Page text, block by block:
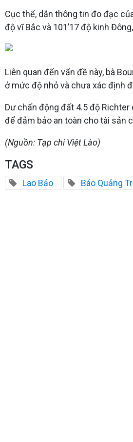
Cục thể, dẫn thông tin đo đạc
độ vĩ Bắc và 101’17 độ kinh
Liên quan đến vấn đề này, bà
ở mức độ nhỏ và chưa xác định
Dư chấn động đất 4.5 độ
để đảm bảo an toàn cho tài sản
(Nguồn: Tạp chí Việt Lào)
TAGS
Lao Bảo Báo Quảng